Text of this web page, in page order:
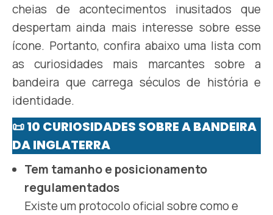
cheias de acontecimentos inusitados que
despertam ainda mais interesse sobre esse
ícone. Portanto, confira abaixo uma lista com
as curiosidades mais marcantes sobre a
bandeira que carrega séculos de história e
identidade.
📜 10 CURIOSIDADES SOBRE A BANDEIRA
DA INGLATERRA
Tem tamanho e posicionamento
regulamentados
Existe um protocolo oficial sobre como e